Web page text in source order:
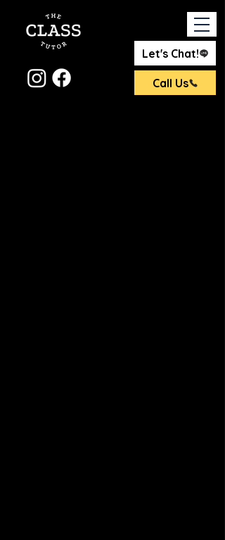
Let's Chat!
Call Us